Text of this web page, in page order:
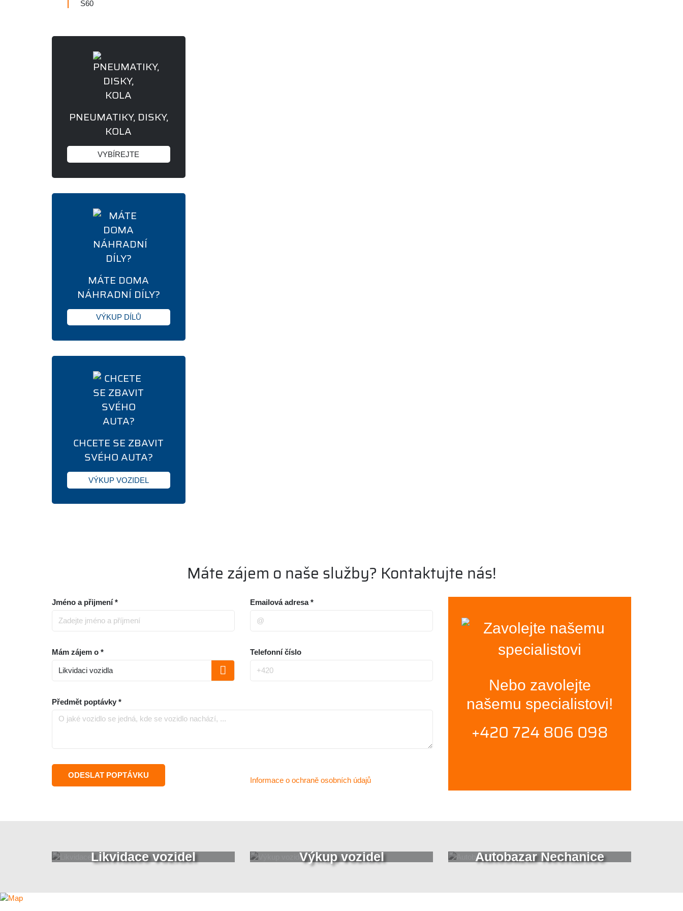
S60
PNEUMATIKY, DISKY,
KOLA
VYBÍREJTE
MÁTE DOMA
NÁHRADNÍ DÍLY?
VÝKUP DÍLŮ
CHCETE SE ZBAVIT
SVÉHO AUTA?
VÝKUP VOZIDEL
Máte zájem o naše služby? Kontaktujte nás!
Jméno a přijmení * Emailová adresa *
Mám zájem o * Telefonní číslo
Předmět poptávky *
Informace o ochraně osobních údajů
Nebo zavolejte
našemu specialistovi!
+420 724 806 098
Likvidace vozidel Výkup vozidel Autobazar Nechanice